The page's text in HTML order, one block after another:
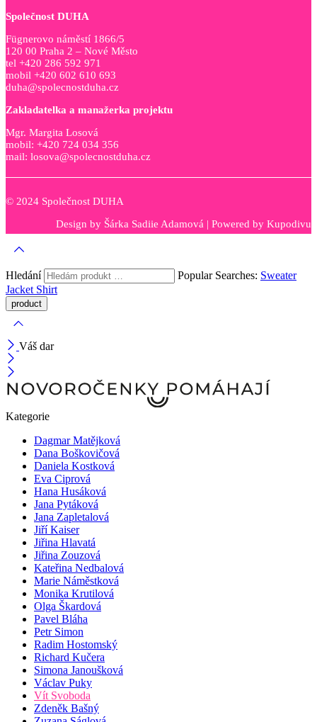
Společnost DUHA
Fügnerovo náměstí 1866/5
120 00 Praha 2 – Nové Město
tel +420 286 592 971
mobil +420 602 610 693
duha@spolecnostduha.cz
Zakladatelka a manažerka projektu
Mgr. Margita Losová
mobil: +420 724 034 356
mail: losova@spolecnostduha.cz
© 2024 Společnost DUHA
Design by Šárka Sadiie Adamová | Powered by Kupodivu
Hledání Popular Searches: Sweater
Jacket Shirt
Váš dar
Kategorie
Dagmar Matějková
Dana Boškovičová
Daniela Kostková
Eva Ciprová
Hana Husáková
Jana Pytáková
Jana Zapletalová
Jiří Kaiser
Jiřina Hlavatá
Jiřina Zouzová
Kateřina Nedbalová
Marie Náměstková
Monika Krutilová
Olga Škardová
Pavel Bláha
Petr Simon
Radim Hostomský
Richard Kučera
Simona Janoušková
Václav Puky
Vít Svoboda
Zdeněk Bašný